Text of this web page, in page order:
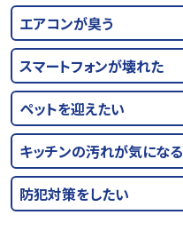
エアコンが臭う
スマートフォンが壊れた
ペットを迎えたい
キッチンの汚れが気になる
防犯対策をしたい